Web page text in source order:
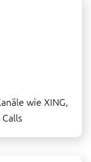
wie XING,